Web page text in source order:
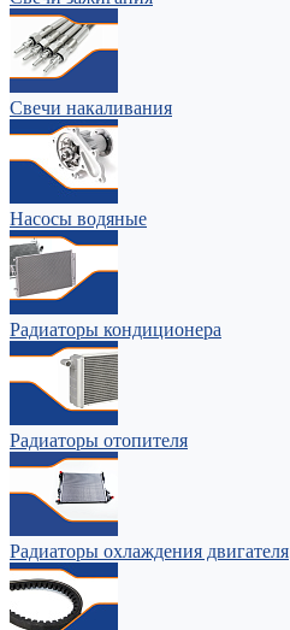
Свечи накаливания
Насосы водяные
Радиаторы кондиционера
Радиаторы отопителя
Радиаторы охлаждения двигателя